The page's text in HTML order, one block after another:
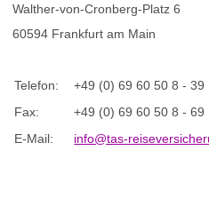
Walther-von-Cronberg-Platz 6
60594 Frankfurt am Main
Telefon:
+49 (0) 69 60 50 8 - 39
Fax:
+49 (0) 69 60 50 8 - 69
E-Mail:
info@tas-